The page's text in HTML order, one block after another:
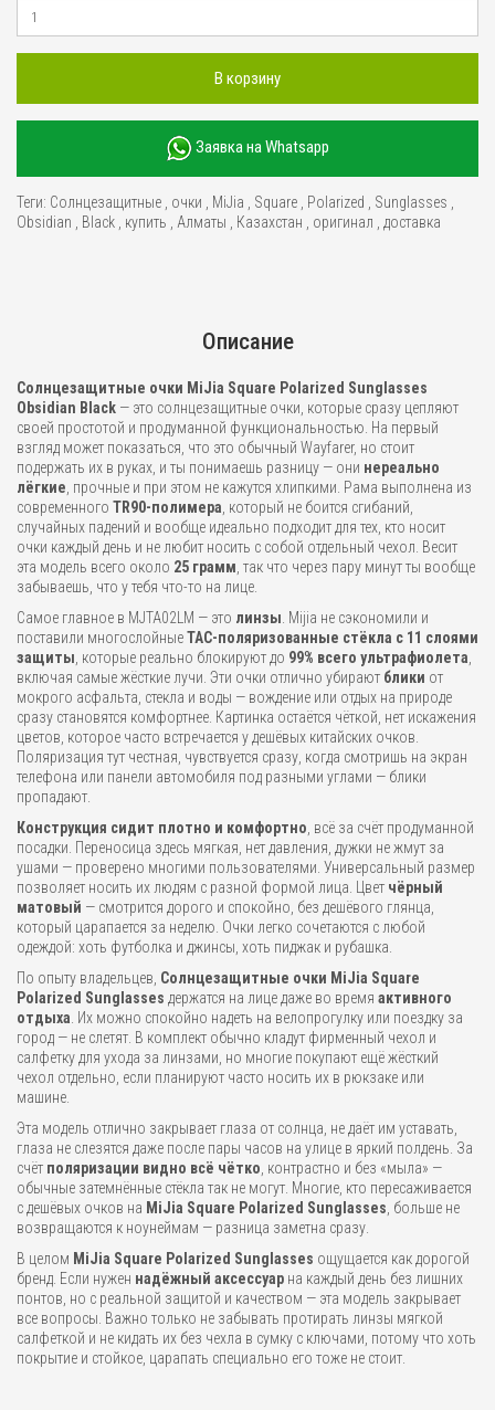
В корзину
Заявка на Whatsapp
Теги: Солнцезащитные очки MiJia Square Polarized Sunglasses
Obsidian
Black купить Алматы Казахстан оригинал доставка
Описание
Солнцезащитные очки MiJia Square Polarized Sunglasses
Obsidian Black — это солнцезащитные очки, которые сразу цепляют
своей простотой и продуманной функциональностью. На первый
взгляд может показаться, что это обычный Wayfarer, но стоит
подержать их в руках, и ты понимаешь разницу — они нереально
лёгкие , прочные и при этом не кажутся хлипкими. Рама выполнена из
современного TR90-полимера , который не боится сгибаний,
случайных падений и вообще идеально подходит для тех, кто носит
очки каждый день и не любит носить с собой отдельный чехол. Весит
эта модель всего около 25 грамм , так что через пару минут ты вообще
забываешь, что у тебя что-то на лице.
Самое главное в MJTA02LM — это линзы . Mijia не сэкономили и
поставили многослойныеTAC-поляризованные стёкла с 11 слоями
защиты , которые реально блокируют до 99% всего ультрафиолета
включая самые жёсткие лучи. Эти очки отлично убирают блики от
мокрого асфальта, стекла и воды — вождение или отдых на природе
сразу становятся комфортнее. Картинка остаётся чёткой, нет искажения
цветов, которое часто встречается у дешёвых китайских очков.
Поляризация тут честная, чувствуется сразу, когда смотришь на экран
телефона или панели автомобиля под разными углами — блики
пропадают.
Конструкция сидит плотно и комфортно , всё за счёт продуманной
посадки. Переносица здесь мягкая, нет давления, дужки не жмут за
ушами — проверено многими пользователями. Универсальный размер
позволяет носить их людям с разной формой лица. Цвет чёрный
матовый — смотрится дорого и спокойно, без дешёвого глянца,
который царапается за неделю. Очки легко сочетаются с любой
одеждой: хоть футболка и джинсы, хоть пиджак и рубашка.
По опыту владельцев, Солнцезащитные очки MiJia Square
Polarized Sunglasses держатся на лице даже во время активного
отдыха . Их можно спокойно надеть на велопрогулку или поездку за
город — не слетят. В комплект обычно кладут фирменный чехол и
салфетку для ухода за линзами, но многие покупают ещё жёсткий
чехол отдельно, если планируют часто носить их в рюкзаке или
машине.
Эта модель отлично закрывает глаза от солнца, не даёт им уставать,
глаза не слезятся даже после пары часов на улице в яркий полдень. За
счёт поляризации видно всё чётко , контрастно и без «мыла» —
обычные затемнённые стёкла так не могут. Многие, кто пересаживается
с дешёвых очков на MiJia Square Polarized Sunglasses , больше не
возвращаются к ноунеймам — разница заметна сразу.
В целом MiJia Square Polarized Sunglasses ощущается как дорогой
бренд. Если нужен надёжный аксессуар на каждый день без лишних
понтов, но с реальной защитой и качеством — эта модель закрывает
все вопросы. Важно только не забывать протирать линзы мягкой
салфеткой и не кидать их без чехла в сумку с ключами, потому что хоть
покрытие и стойкое, царапать специально его тоже не стоит.